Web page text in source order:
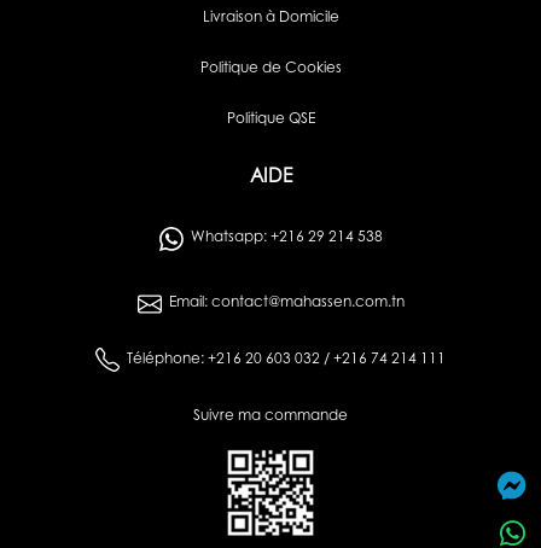
Livraison à Domicile
Politique de Cookies
Politique QSE
AIDE
Whatsapp: +216 29 214 538
Email: contact@mahassen.com.tn
Téléphone: +216 20 603 032 / +216 74 214 111
Suivre ma commande